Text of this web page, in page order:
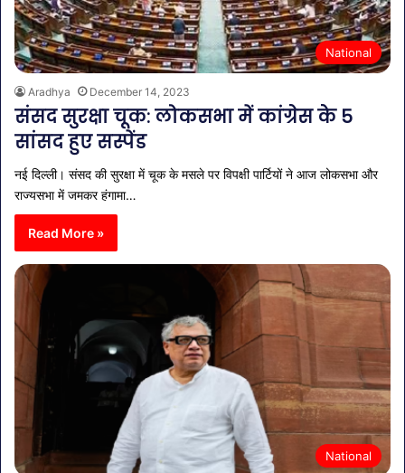
National
Aradhya December 14, 2023
संसद सुरक्षा चूक: लोकसभा में कांग्रेस के 5
सांसद हुए सस्पेंड
नई दिल्ली। संसद की सुरक्षा में चूक के मसले पर विपक्षी पार्टियों ने आज लोकसभा और
राज्यसभा में जमकर हंगामा…
Read More »
National